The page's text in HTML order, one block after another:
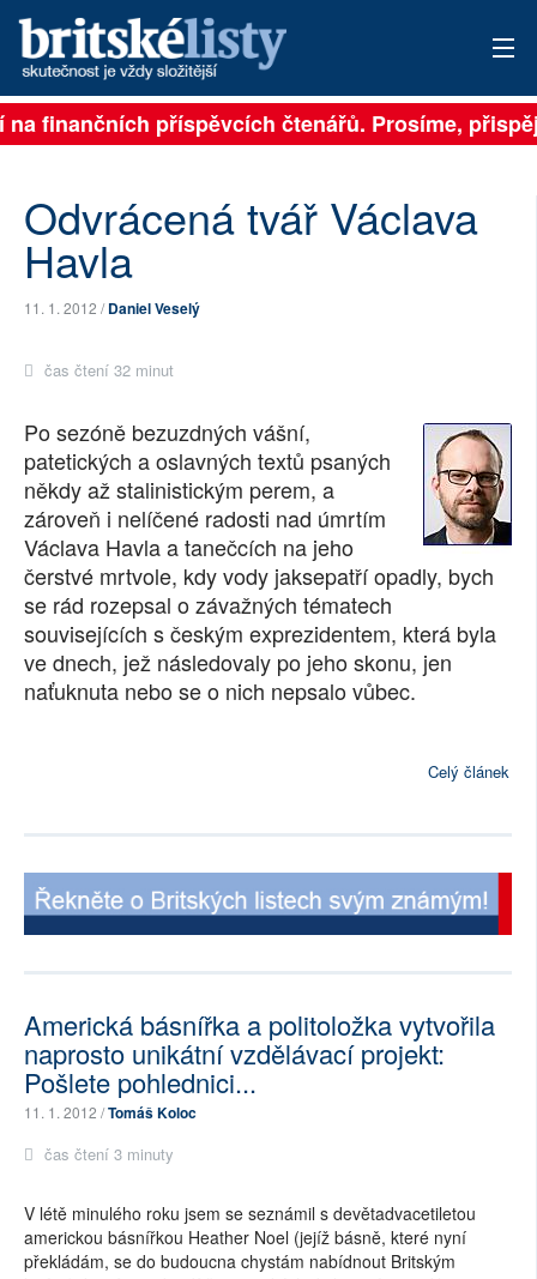
PŘIHLÁSIT
ARCHIV
AUTOŘI
PŘÍSPĚVKY NA PROVOZ
SOCIÁLNÍ SÍTĚ
RUBRIKY
PLNÁ VERZE STRÁNEK
příspěvcích čtenářů. Prosíme,
Odvrácená tvář Václava
Havla
11. 1. 2012 /Daniel Veselý
čas čtení 32 minut
Po sezóně bezuzdných vášní,
patetických a oslavných textů psaných
někdy až stalinistickým perem, a
zároveň i nelíčené radosti nad úmrtím
Václava Havla a tanečcích na jeho
čerstvé mrtvole, kdy vody jaksepatří opadly, bych
se rád rozepsal o závažných tématech
souvisejících s českým exprezidentem, která byla
ve dnech, jež následovaly po jeho skonu, jen
naťuknuta nebo se o nich nepsalo vůbec.
Celý článek
Americká básnířka a politoložka vytvořila
naprosto unikátní vzdělávací projekt:
Pošlete pohlednici...
11. 1. 2012 /Tomáš Koloc
čas čtení 3 minuty
V létě minulého roku jsem se seznámil s devětadvacetiletou
americkou básnířkou Heather Noel (jejíž básně, které nyní
překládám, se do budoucna chystám nabídnout Britským